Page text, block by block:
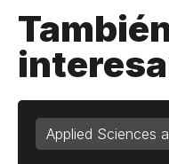
Applied Sciences